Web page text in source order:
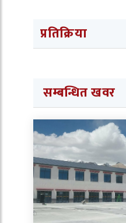
प्रतिक्रिया
सम्बन्धित खवर